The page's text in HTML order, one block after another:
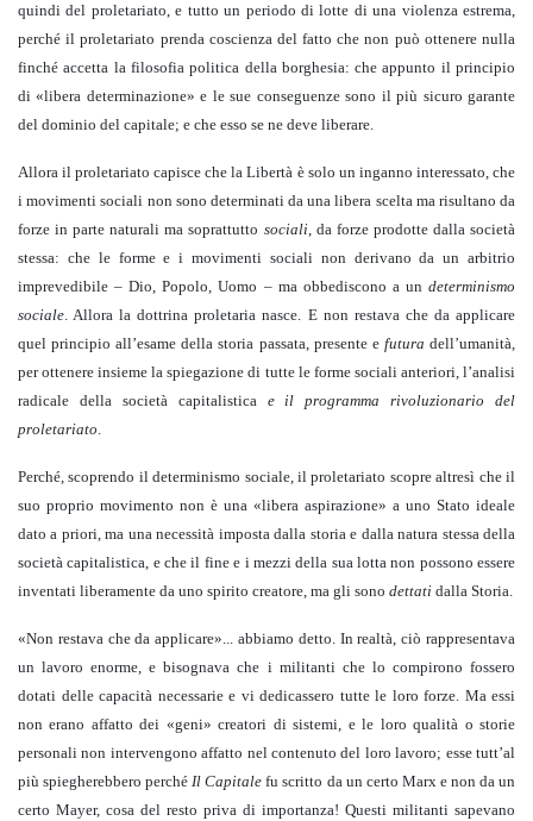
quindi del proletariato, e tutto un periodo di lotte di una violenza estrema,
perché il proletariato prenda coscienza del fatto che non può ottenere nulla
finché accetta la filosofia politica della borghesia: che appunto il principio
di «libera determinazione» e le sue conseguenze sono il più sicuro garante
del dominio del capitale; e che esso se ne deve liberare.
Allora il proletariato capisce che la Libertà è solo un inganno interessato, che
i movimenti sociali non sono determinati da una libera scelta ma risultano da
forze in parte naturali ma soprattutto sociali, da forze prodotte dalla società
stessa: che le forme e i movimenti sociali non derivano da un arbitrio
imprevedibile – Dio, Popolo, Uomo – ma obbediscono a un determinismo
sociale. Allora la dottrina proletaria nasce. E non restava che da applicare
quel principio all’esame della storia passata, presente e futuradell’umanità,
per ottenere insieme la spiegazione di tutte le forme sociali anteriori, l’analisi
radicale della società capitalistica e il programma rivoluzionario del
proletariato.
Perché, scoprendo il determinismo sociale, il proletariato scopre altresì che il
suo proprio movimento non è una «libera aspirazione» a uno Stato ideale
dato a priori, ma una necessità imposta dalla storia e dalla natura stessa della
società capitalistica, e che il fine e i mezzi della sua lotta non possono essere
inventati liberamente da uno spirito creatore, ma gli sono dettati dalla Storia.
«Non restava che da applicare»... abbiamo detto. In realtà, ciò rappresentava
un lavoro enorme, e bisognava che i militanti che lo compirono fossero
dotati delle capacità necessarie e vi dedicassero tutte le loro forze. Ma essi
non erano affatto dei «geni» creatori di sistemi, e le loro qualità o storie
personali non intervengono affatto nel contenuto del loro lavoro; esse tutt’al
più spiegherebbero perchéIl Capitalefu scritto da un certo Marx e non da un
certo Mayer, cosa del resto priva di importanza! Questi militanti sapevano